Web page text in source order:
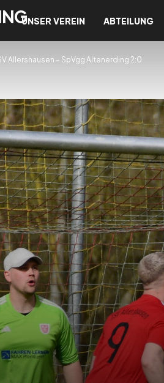
UNSER VEREIN ABTEILUNG
Allershausen – SpVgg Altenerding 2:0